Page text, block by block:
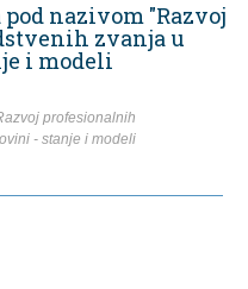
nazivom "Razvoj
zvanja u
i modeli
profesionalnih
- stanje i modeli